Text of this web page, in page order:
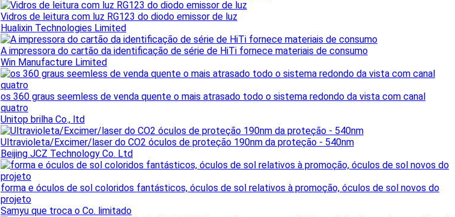
Vidros de leitura com luz RG123 do diodo emissor de luz
Hualixin Technologies Limited
A impressora do cartão da identificação de série de HiTi fornece materiais de consumo
Win Manufacture Limited
os 360 graus seemless de venda quente o mais atrasado todo o sistema redondo da vista com canal
quatro
Unitop brilha Co., ltd
Ultravioleta/Excimer/laser do CO2 óculos de proteção 190nm da proteção - 540nm
Beijing JCZ Technology Co. Ltd
forma e óculos de sol coloridos fantásticos, óculos de sol relativos à promoção, óculos de sol novos do
projeto
Samyu que troca o Co. limitado